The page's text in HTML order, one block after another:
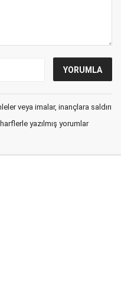
veya imalar, inançlara saldırı
yazılmış yorumlar